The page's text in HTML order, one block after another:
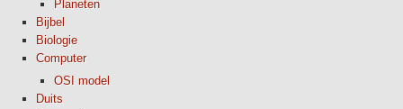
Planeten
Bijbel
Biologie
Computer
OSI model
Duits